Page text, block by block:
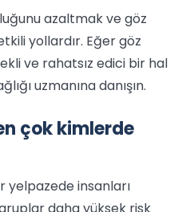
azaltmak ve göz
yollardır. Eğer göz
ve rahatsız edici bir hal
uzmanına danışın.
çok kimlerde
yelpazede insanları
daha yüksek risk